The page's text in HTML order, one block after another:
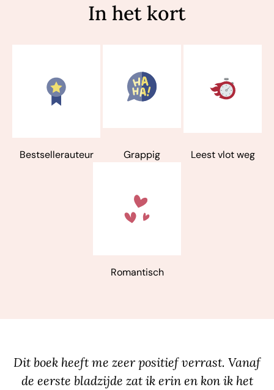
In het kort
Bestsellerauteur Grappig Leest vlot weg
Romantisch
Dit boek heeft me zeer positief verrast. Vanaf
de eerste bladzijde zat ik erin en kon ik het